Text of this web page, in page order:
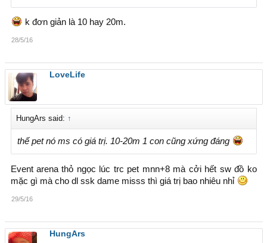
k đơn giản là 10 hay 20m.
28/5/16
LoveLife
HungArs said: ↑
thế pet nó ms có giá trị. 10-20m 1 con cũng xứng đáng
Event arena thỏ ngọc lúc trc pet mnn+8 mà cởi hết sw đồ ko
mặc gì mà cho dl ssk dame misss thì giá trị bao nhiêu nhỉ
29/5/16
HungArs